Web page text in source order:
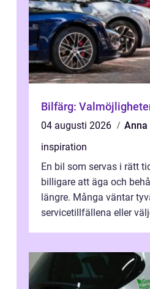
Bilfärg:
04 augusti 2026
Anna
inspiration
En bil som servas i rätt
billigare att äga och
längre. Många väntar
servicetillfällena eller